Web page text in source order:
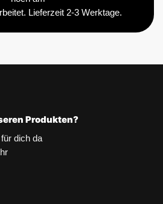
Lieferzeit 2-3 Werktage.
Produkten?
dich da